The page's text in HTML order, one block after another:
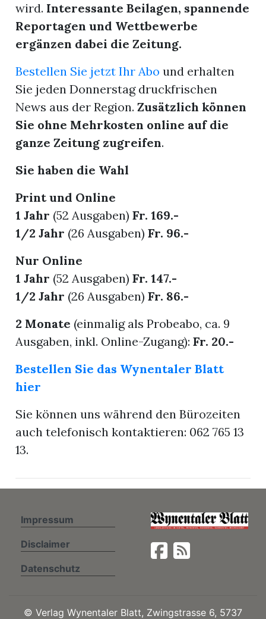
wird. Interessante Beilagen, spannende
Reportagen und Wettbewerbe
ergänzen dabei die Zeitung.
Bestellen Sie jetzt Ihr Abo und erhalten
Sie jeden Donnerstag druckfrischen
News aus der Region.Zusätzlich können
Sie ohne Mehrkosten online auf die
ganze Zeitung zugreifen.
Sie haben die Wahl
Print und Online
1 Jahr (52 Ausgaben)Fr. 169.-
1/2 Jahr (26 Ausgaben)Fr. 96.-
Nur Online
1 Jahr (52 Ausgaben)Fr. 147.-
1/2 Jahr (26 Ausgaben)Fr. 86.-
2 Monate (einmalig als Probeabo, ca. 9
Ausgaben, inkl. Online-Zugang):Fr. 20.-
Bestellen Sie das Wynentaler Blatt
hier
Sie können uns während den Bürozeiten
auch telefonisch kontaktieren: 062 765 13
13.
Impressum
Disclaimer
Datenschutz
© Verlag Wynentaler Blatt, Zwingstrasse 6, 5737